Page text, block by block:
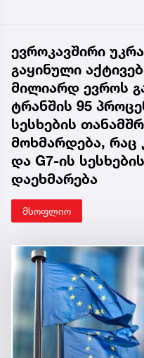
ევროკავშირი
გაყინული
მილიარდ ევროს
ტრანშის 95
სესხების
მოხმარდება, რაც
და G7-ის
დაეხმარება
მსოფლიო